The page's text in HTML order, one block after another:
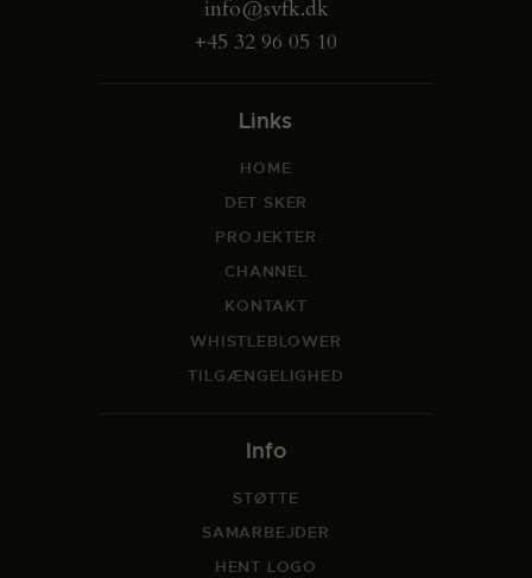
info@svfk.dk
+45 32 96 05 10
Links
HOME
DET SKER
PROJEKTER
CHANNEL
KONTAKT
WHISTLEBLOWER
TILGÆNGELIGHED
Info
STØTTE
SAMARBEJDER
HENT LOGO